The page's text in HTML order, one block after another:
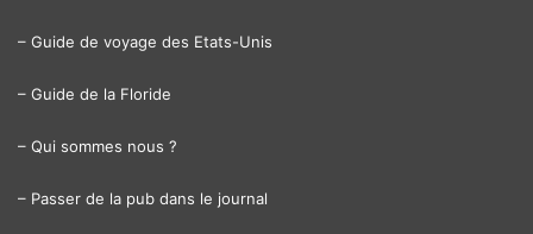
– Guide de voyage des Etats-Unis
– Guide de la Floride
– Qui sommes nous ?
– Passer de la pub dans le journal